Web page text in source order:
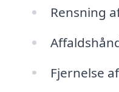
Rensning
Fjernelse